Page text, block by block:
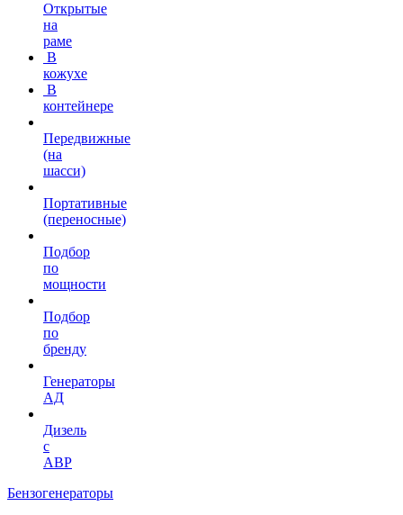
Открытые
на
раме
В
кожухе
В
контейнере
Передвижные
(на
шасси)
Портативные
(переносные)
Подбор
по
мощности
Подбор
по
бренду
Генераторы
АД
Дизель
с
АВР
Бензогенераторы